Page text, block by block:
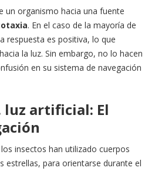
un organismo hacia una fuente
. En el caso de la mayoría de
respuesta es positiva, lo que
la luz. Sin embargo, no lo hacen
en su sistema de navegación
luz artificial: El
insectos han utilizado cuerpos
estrellas, para orientarse durante el